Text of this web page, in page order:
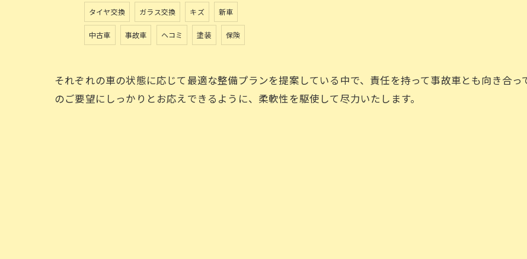
タイヤ交換 ガラス交換 キズ 新車
中古車 事故車 ヘコミ 塗装 保険
それぞれの車の状態に応じて最適な整備プランを提案している中で、責任を持って事故車とも向き合っ
のご要望にしっかりとお応えできるように、柔軟性を駆使して尽力いたします。